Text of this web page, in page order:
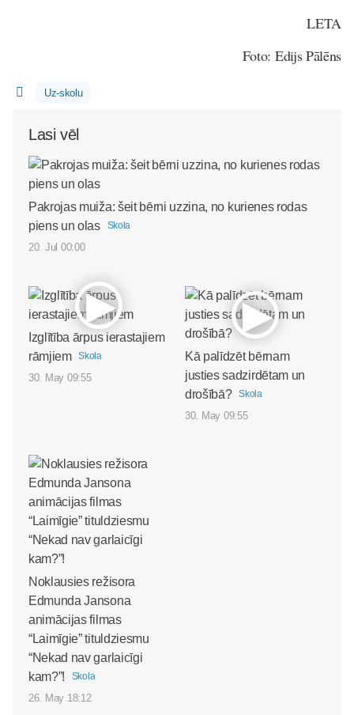
LETA
Foto: Edijs Pālēns
Uz-skolu
Lasi vēl
Pakrojas muiža: šeit bērni uzzina, no kurienes rodas
piens un olas
Skola
20. Jul 00:00
Izglītība ārpus ierastajiem
rāmjiem
Skola
30. May 09:55
Kā palīdzēt bērnam
justies sadzirdētam un
drošībā?
Skola
30. May 09:55
Noklausies režisora
Edmunda Jansona
animācijas filmas
“Laimīgie” tituldziesmu
“Nekad nav garlaicīgi
kam?”!
Skola
26. May 18:12